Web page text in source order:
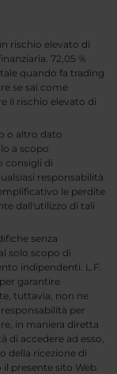
rischio elevato di
72,05 %
quando fa trading
se sai come
il rischio elevato di
o altro dato
a scopo
consigli di
responsabilità
le perdite
dall'utilizzo di tali
senza
solo scopo di
indipendenti. L.F.
garantire
tuttavia, non ne
per
in maniera diretta
di accedere ad esso,
della ricezione di
presente sito Web.